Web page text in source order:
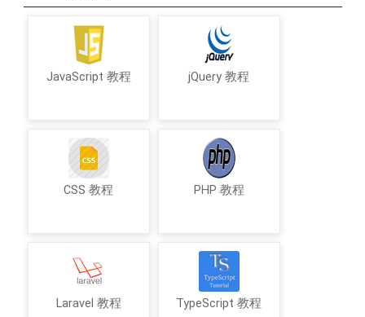
JavaScript 教程 jQuery 教程
CSS 教程 PHP 教程
Laravel 教程 TypeScript 教程